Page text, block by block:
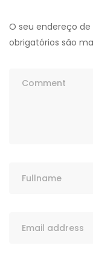
O seu endereço
obrigatórios são